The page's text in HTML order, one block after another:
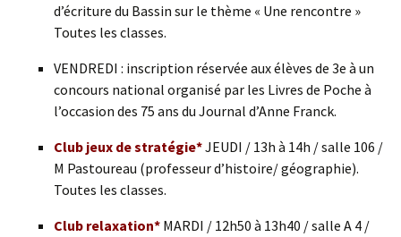
d’écriture du Bassin sur le thème « Une rencontre »
Toutes les classes.
VENDREDI : inscription réservée aux élèves de 3e à un
concours national organisé par les Livres de Poche à
l’occasion des 75 ans du Journal d’Anne Franck.
Club jeux de stratégie*JEUDI / 13h à 14h / salle 106 /
M Pastoureau (professeur d’histoire/ géographie).
Toutes les classes.
Club relaxation* MARDI / 12h50 à 13h40 / salle A 4 /